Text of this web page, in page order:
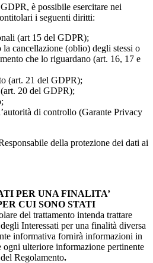
è possibile esercitare nei
i seguenti diritti:
(art 15 del GDPR);
cancellazione (oblio) degli stessi o
che lo riguardano (art. 16, 17 e
(art. 21 del GDPR);
20 del GDPR);
di controllo (Garante Privacy
della protezione dei dati ai
PER UNA FINALITA’
CUI SONO STATI
del trattamento intenda trattare
Interessati per una finalità diversa
informativa fornirà informazioni in
ogni ulteriore informazione pertinente
Regolamento.